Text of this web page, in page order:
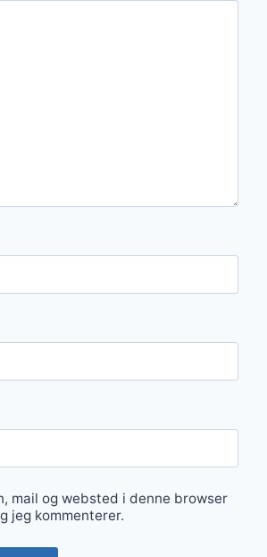
mail og websted i denne browser
jeg kommenterer.